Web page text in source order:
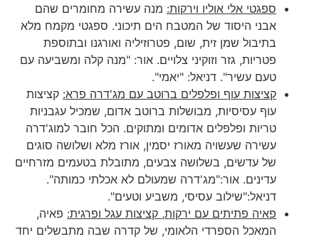
ספגטי אלי אוליו וירקות:מנה עשירה מחומרים שהם
אבני היסוד של המטבח הים תיכוני. ספגטי מקמח מלא
בתיבול שמן זית, שום, פטרוזיליה ואורגנו ובתוספת
פטריות, גזר וזוקיני צלויים. אור: "מנה קלה ומשביעה עם
טעם עשיר". דניאל: "יאמי".
קציצות עוף ופלפלים ברוטב עם מג'דרה פרא:קציצות
עוף עסיסיות, מבושלות ברוטב אדום, שמכיל עגבניות
טריות ופלפלים אדומים ומתוקים. הכל חובר למוג'דרה
עשירה שעשויה מאורז יסמין, אורז מלא ושלושה סוגים
של עדשים, בשלושה צבעים, מתובלת בטעמים מזרחיים
עדינים. אור:"מג'דרה שמעולם לא אכלתי כמותה".
דניאל:"שילוב עסיסי, משביע וטעים".
פאיה פתיתים עם ירקות, קציצות עגל ופרגית:פאיה,
המאכל הספרדי הלאומי, של קדרה שבה מתבשלים יחד